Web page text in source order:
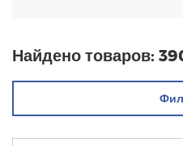
Найдено товаров: